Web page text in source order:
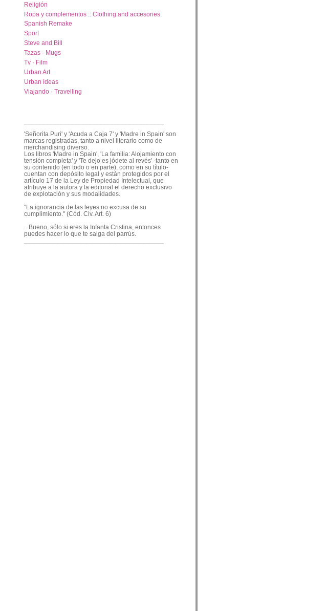
Religión
Ropa y complementos :: Clothing and accesories
Spanish Remake
Sport
Steve and Bill
Tazas · Mugs
Tv · Film
Urban Art
Urban ideas
Viajando · Travelling
'Señorita Puri' y 'Acuda a Caja 7' y 'Madre in Spain' son
marcas registradas, tanto a nivel literario como de
merchandising diverso.
Los libros 'Madre in Spain', 'La familia: Alojamiento con
tensión completa' y 'Te dejo es jódete al revés' -tanto en
su contenido (en todo o en parte), como en su título-
cuentan con depósito legal y están protegidos por el
artículo 17 de la Ley de Propiedad Intelectual, que
atribuye a la autora y la editorial el derecho exclusivo
de explotación y sus modalidades.
"La ignorancia de las leyes no excusa de su
cumplimiento." (Cód. Civ. Art. 6)
...Bueno, sólo si eres la Infanta Cristina, entonces
puedes hacer lo que te salga del parrús.